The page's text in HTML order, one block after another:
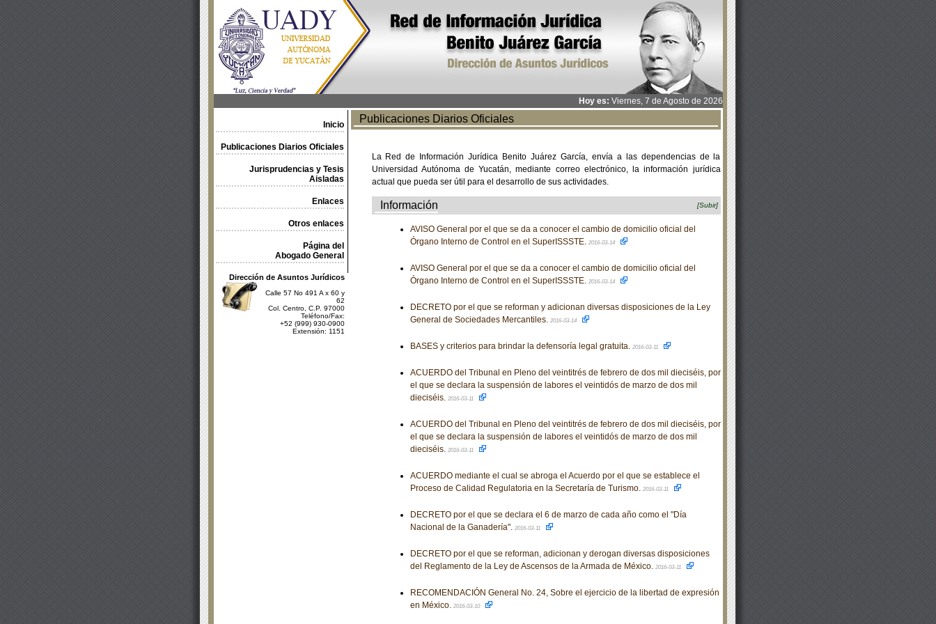
Hoy es: Viernes, 7 de Agosto de 2026
Inicio
Publicaciones Diarios Oficiales
Jurisprudencias y Tesis
Aisladas
Enlaces
Otros enlaces
Página del
Abogado General
Dirección de Asuntos Jurídicos
Calle 57 No 491 A x 60 y
62
Col. Centro, C.P. 97000
Teléfono/Fax:
+52 (999) 930-0900
Extensión: 1151
Publicaciones Diarios Oficiales
La Red de Información Jurídica Benito Juárez García, envía a las dependencias de la
Universidad Autónoma de Yucatán, mediante correo electrónico, la información jurídica
actual que pueda ser útil para el desarrollo de sus actividades.
Información [Subir]
AVISO General por el que se da a conocer el cambio de domicilio oficial del
Órgano Interno de Control en el SuperISSSTE. 2016-03-14
AVISO General por el que se da a conocer el cambio de domicilio oficial del
Órgano Interno de Control en el SuperISSSTE. 2016-03-14
DECRETO por el que se reforman y adicionan diversas disposiciones de la Ley
General de Sociedades Mercantiles. 2016-03-14
BASES y criterios para brindar la defensoría legal gratuita. 2016-03-11
ACUERDO del Tribunal en Pleno del veintitrés de febrero de dos mil dieciséis, por
el que se declara la suspensión de labores el veintidós de marzo de dos mil
dieciséis. 2016-03-11
ACUERDO del Tribunal en Pleno del veintitrés de febrero de dos mil dieciséis, por
el que se declara la suspensión de labores el veintidós de marzo de dos mil
dieciséis. 2016-03-11
ACUERDO mediante el cual se abroga el Acuerdo por el que se establece el
Proceso de Calidad Regulatoria en la Secretaría de Turismo. 2016-03-11
DECRETO por el que se declara el 6 de marzo de cada año como el "Día
Nacional de la Ganadería". 2016-03-11
DECRETO por el que se reforman, adicionan y derogan diversas disposiciones
del Reglamento de la Ley de Ascensos de la Armada de México. 2016-03-11
RECOMENDACIÓN General No. 24, Sobre el ejercicio de la libertad de expresión
en México. 2016-03-10